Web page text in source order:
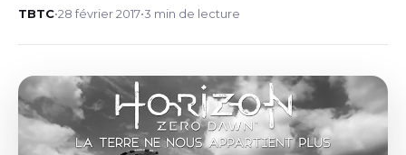
TBTC•28 février 2017•3 min de lecture